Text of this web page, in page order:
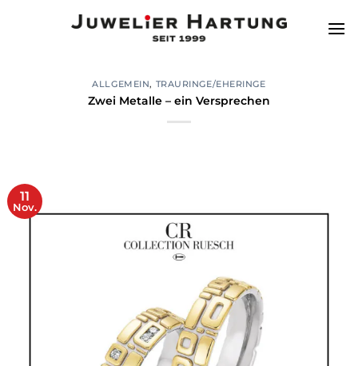
ALLGEMEIN, TRAURINGE/EHERINGE
Zwei Metalle – ein Versprechen
11
Nov.